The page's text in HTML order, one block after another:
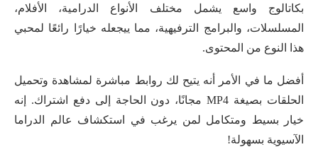
بكاتالوج واسع يشمل مختلف الأنواع الدرامية، الأفلام،
المسلسلات، والبرامج الترفيهية، مما ييجعله خيارًا رائعًا لمحبي
هذا النوع من المحتوى.
أفضل ما في الأمر أنه يتيح لك روابط مباشرة لمشاهدة وتحميل
الحلقات بصيغة MP4 مجانًا، دون الحاجة إلى دفع اشتراك. إنه
خيار بسيط ومتكامل لمن يرغب في استكشاف عالم الدراما
الآسيوية بسهولة!